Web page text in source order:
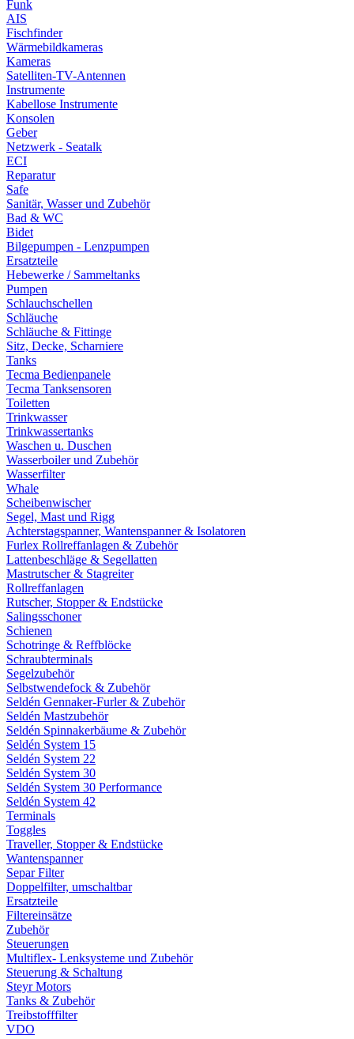
Funk
AIS
Fischfinder
Wärmebildkameras
Kameras
Satelliten-TV-Antennen
Instrumente
Kabellose Instrumente
Konsolen
Geber
Netzwerk - Seatalk
ECI
Reparatur
Safe
Sanitär, Wasser und Zubehör
Bad & WC
Bidet
Bilgepumpen - Lenzpumpen
Ersatzteile
Hebewerke / Sammeltanks
Pumpen
Schlauchschellen
Schläuche
Schläuche & Fittinge
Sitz, Decke, Scharniere
Tanks
Tecma Bedienpanele
Tecma Tanksensoren
Toiletten
Trinkwasser
Trinkwassertanks
Waschen u. Duschen
Wasserboiler und Zubehör
Wasserfilter
Whale
Scheibenwischer
Segel, Mast und Rigg
Achterstagspanner, Wantenspanner & Isolatoren
Furlex Rollreffanlagen & Zubehör
Lattenbeschläge & Segellatten
Mastrutscher & Stagreiter
Rollreffanlagen
Rutscher, Stopper & Endstücke
Salingsschoner
Schienen
Schotringe & Reffblöcke
Schraubterminals
Segelzubehör
Selbstwendefock & Zubehör
Seldén Gennaker-Furler & Zubehör
Seldén Mastzubehör
Seldén Spinnakerbäume & Zubehör
Seldén System 15
Seldén System 22
Seldén System 30
Seldén System 30 Performance
Seldén System 42
Terminals
Toggles
Traveller, Stopper & Endstücke
Wantenspanner
Separ Filter
Doppelfilter, umschaltbar
Ersatzteile
Filtereinsätze
Zubehör
Steuerungen
Multiflex- Lenksysteme und Zubehör
Steuerung & Schaltung
Steyr Motors
Tanks & Zubehör
Treibstofffilter
VDO